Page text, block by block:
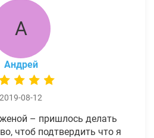
А
Андрей
2019-08-12
– пришлось делать
чтоб подтвердить что я